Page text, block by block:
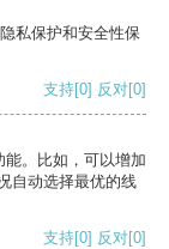
私保护和安全性保
支持[0] 反对[0]
。比如，可以增加
自动选择最优的线
支持[0] 反对[0]